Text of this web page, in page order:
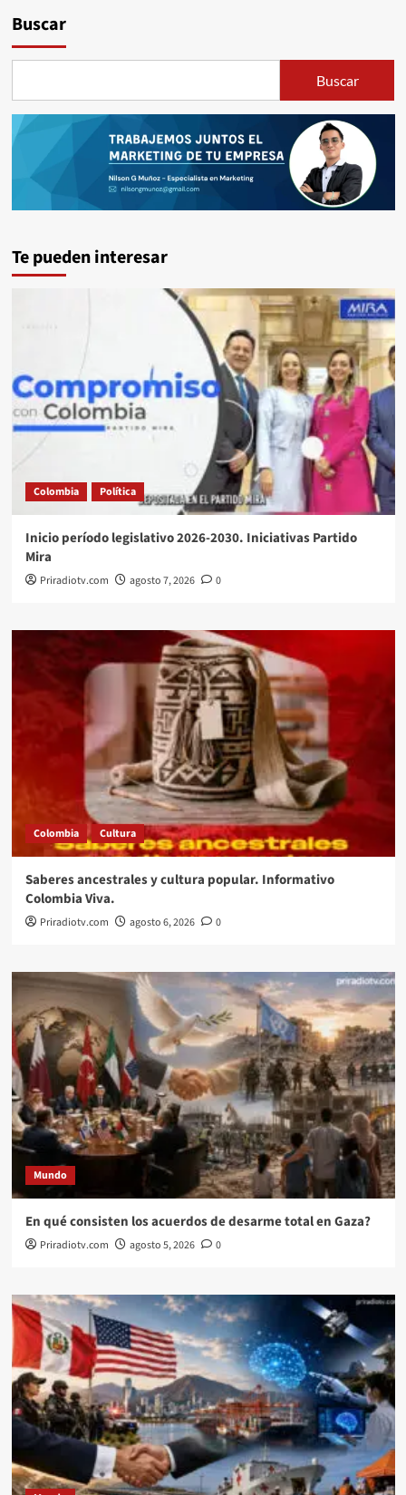
Buscar
Buscar
Te pueden interesar
Colombia Política
Inicio período legislativo 2026-2030. Iniciativas Partido
Mira
Priradiotv.com agosto 7, 2026 0
Colombia Cultura
Saberes ancestrales y cultura popular. Informativo
Colombia Viva.
Priradiotv.com agosto 6, 2026 0
Mundo
En qué consisten los acuerdos de desarme total en Gaza?
Priradiotv.com agosto 5, 2026 0